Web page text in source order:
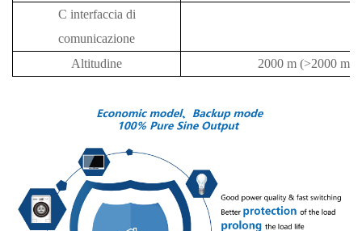
C interfaccia di
comunicazione
Altitudine 2000 m (>2000 m)